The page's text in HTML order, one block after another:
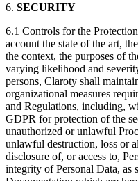
6. SECURITY
6.1 Controls for the
account the state of the art,
the context, the purposes of
varying likelihood and
persons, Claroty shall
organizational measures
and Regulations, including,
GDPR for protection of the
unauthorized or unlawful
unlawful destruction, loss or
disclosure of, or access to,
integrity of Personal Data, as